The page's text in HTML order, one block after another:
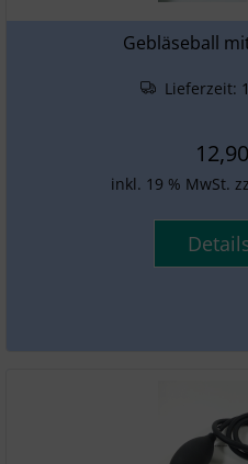
Gebläseball
Lieferzeit:
inkl. 19 % MwSt.